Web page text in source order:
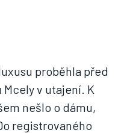
proběhla před
v utajení. K
nešlo o dámu,
registrovaného